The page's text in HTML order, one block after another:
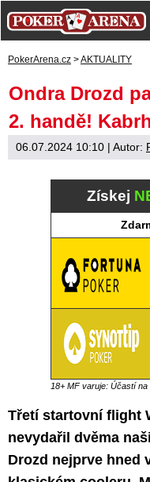
PokerArena.cz >AKTUALITY
Ondra Drozd
2. handě!
06.07.2024 10:10 | Autor:
Získej
18+ MF varuje: Účastí
Třetí startovní flight
nevydařil dvěma
Drozd nejprve hned